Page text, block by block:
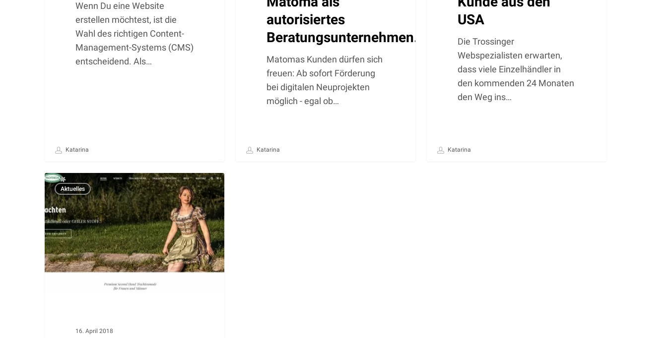
Wenn Du eine Website
erstellen möchtest, ist die
Wahl des richtigen Content-
Management-Systems (CMS)
entscheidend. Als…
Katarina
autorisiertes
Beratungsunternehmen.
Matomas Kunden dürfen sich
freuen: Ab sofort Förderung
bei digitalen Neuprojekten
möglich - egal ob…
Katarina
USA
Die Trossinger
Webspezialisten erwarten,
dass viele Einzelhändler in
den kommenden 24 Monaten
den Weg ins…
Katarina
Vom
eBay-
Shop
zur
E-
Commerce
Lösung
Aktuelles
16. April 2018